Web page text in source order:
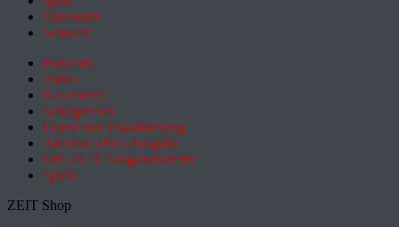
Österreich
Schweiz
Podcasts
Video
Newsletter
Schlagzeilen
Daten und Visualisierung
Aktuelle ZEIT-Ausgabe
DIE ZEIT Ausgabenarchiv
Spiele
ZEIT Shop